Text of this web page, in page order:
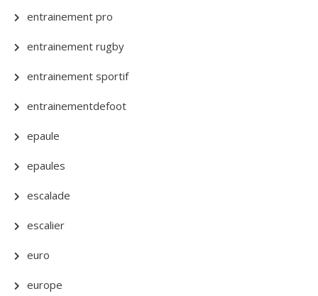
entrainement pro
entrainement rugby
entrainement sportif
entrainementdefoot
epaule
epaules
escalade
escalier
euro
europe